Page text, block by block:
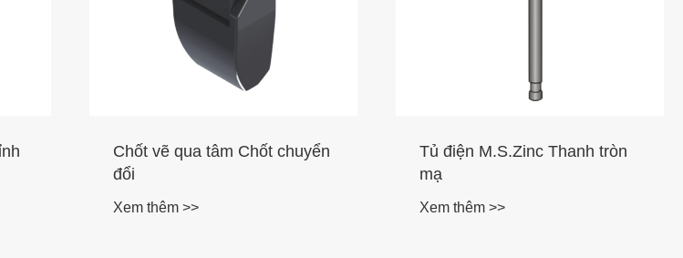
Chốt vẽ qua tâm Chốt chuyển
đổi
Xem thêm >>
Tủ điện M.S.Zinc Thanh tròn
mạ
Xem thêm >>